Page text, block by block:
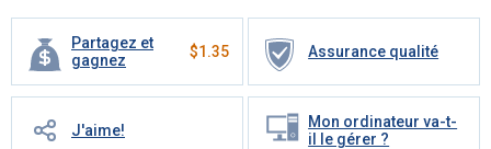
Partagez et
gagnez
$1.35 Assurance qualité
J'aime!
Mon ordinateur va-t-
il le gérer ?